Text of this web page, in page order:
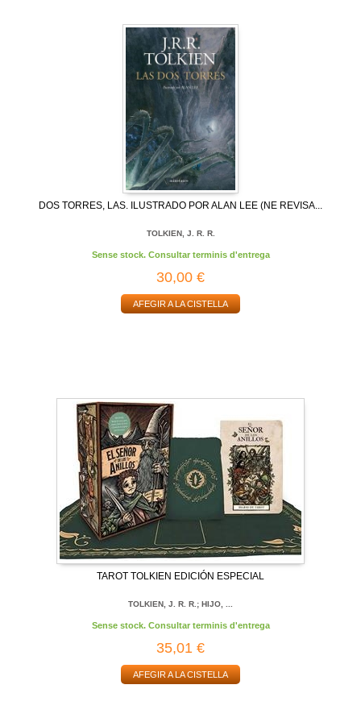
DOS TORRES, LAS. ILUSTRADO POR ALAN LEE (NE REVISA...
TOLKIEN, J. R. R.
Sense stock. Consultar terminis d'entrega
30,00 €
AFEGIR A LA CISTELLA
TAROT TOLKIEN EDICIÓN ESPECIAL
TOLKIEN, J. R. R.; HIJO, ...
Sense stock. Consultar terminis d'entrega
35,01 €
AFEGIR A LA CISTELLA